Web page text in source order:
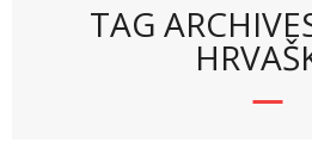
TAG